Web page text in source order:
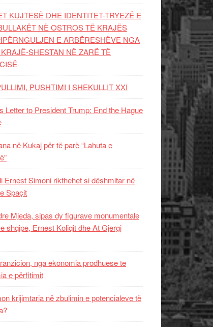
KUJTESË DHE IDENTITET-TRYEZË E
NË OSTROS TË KRAJËS
E ARBËRESHËVE NGA
SHESTAN NË ZARË TË
PUSHTIMI I SHEKULLIT XXI
Letter to President Trump: End the Hague
në Kukaj për të parë “Lahuta e
Ernest Simoni rikthehet si dëshmitar në
Spaçit
Mjeda, sipas dy figurave monumentale
shqipe, Ernest Koliqit dhe At Gjergj
nga ekonomia prodhuese te
e përfitimit
krijimtaria në zbulimin e potencialeve të